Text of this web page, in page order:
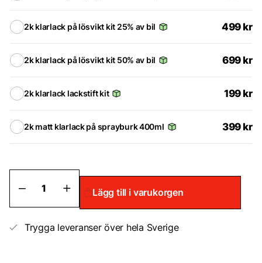
2k klarlack på lösvikt kit 25% av bil 499 kr
2k klarlack på lösvikt kit 50% av bil 699 kr
2k klarlack lackstift kit 199 kr
2k matt klarlack på sprayburk 400ml 399 kr
2k
Klarlack
mängd
Lägg till i varukorgen
Trygga leveranser över hela Sverige